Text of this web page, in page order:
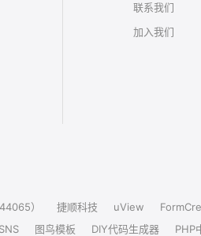
联系我们
加入我们
） 捷顺科技 uView
图鸟模板 DIY代码生成器
PHP